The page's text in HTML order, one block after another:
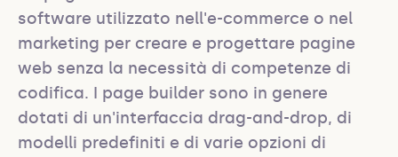
software utilizzato nell'e-commerce o nel
marketing per creare e progettare pagine
web senza la necessità di competenze di
codifica. I page builder sono in genere
dotati di un'interfaccia drag-and-drop, di
modelli predefiniti e di varie opzioni di